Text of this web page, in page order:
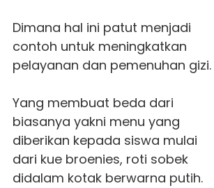
Dimana hal ini patut menjadi
contoh untuk meningkatkan
pelayanan dan pemenuhan gizi.
Yang membuat beda dari
biasanya yakni menu yang
diberikan kepada siswa mulai
dari kue broenies, roti sobek
didalam kotak berwarna putih.